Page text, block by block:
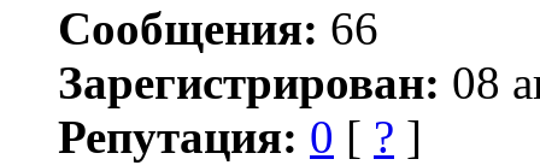
Сообщения: 66
Зарегистрирован: 08
Репутация: 0 [ ? ]